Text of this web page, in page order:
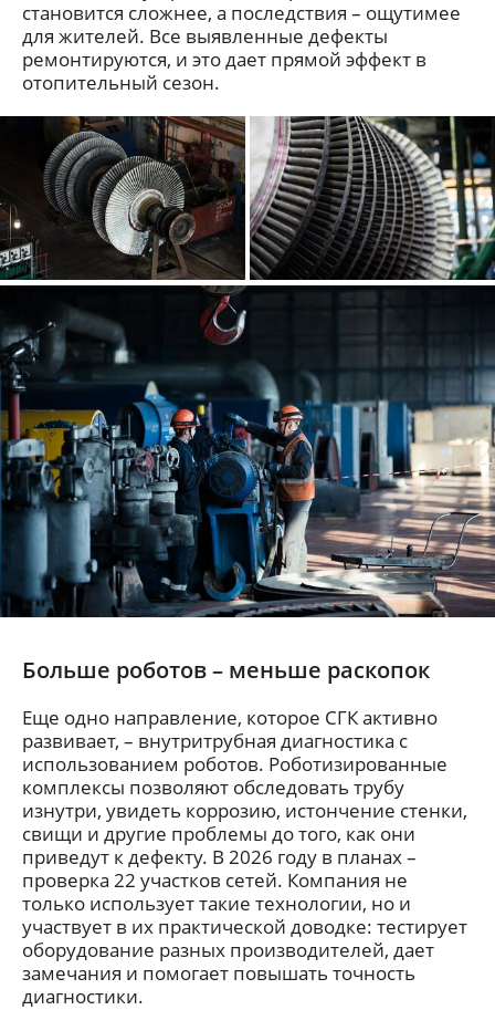
становится сложнее, а последствия – ощутимее
для жителей. Все выявленные дефекты
ремонтируются, и это дает прямой эффект в
отопительный сезон.
Больше роботов – меньше раскопок
Еще одно направление, которое СГК активно
развивает, – внутритрубная диагностика с
использованием роботов. Роботизированные
комплексы позволяют обследовать трубу
изнутри, увидеть коррозию, истончение стенки,
свищи и другие проблемы до того, как они
приведут к дефекту. В 2026 году в планах –
проверка 22 участков сетей. Компания не
только использует такие технологии, но и
участвует в их практической доводке: тестирует
оборудование разных производителей, дает
замечания и помогает повышать точность
диагностики.